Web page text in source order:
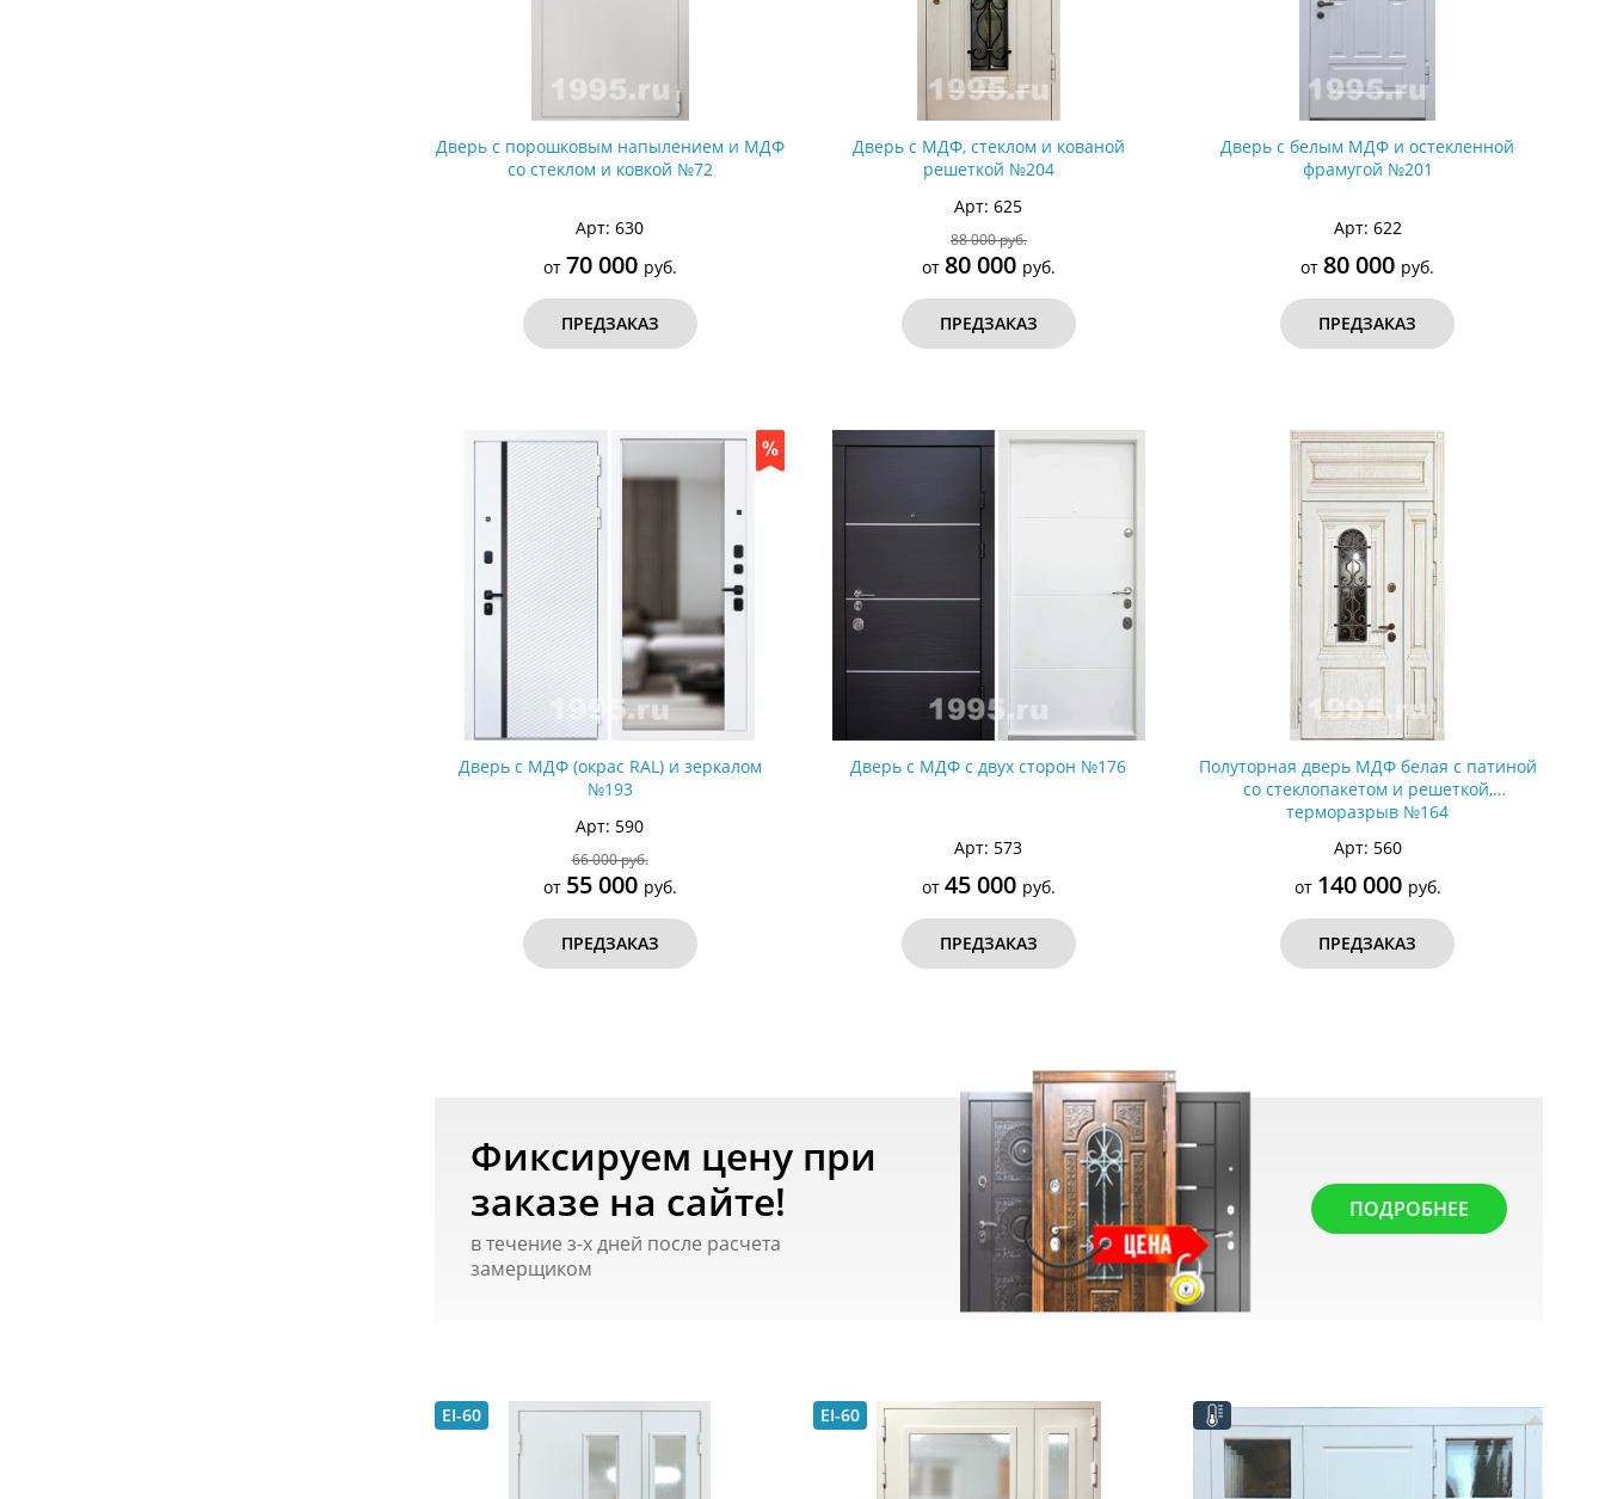
Дверь с порошковым напылением и МДФ
со стеклом и ковкой №72
Арт: 630
от 70 000 руб.
ПРЕДЗАКАЗ
Дверь с МДФ, стеклом и кованой
решеткой №204
Арт: 625
88 000 руб.
от 80 000 руб.
ПРЕДЗАКАЗ
Дверь с белым МДФ и остекленной
фрамугой №201
Арт: 622
от80 000 руб.
ПРЕДЗАКАЗ
Дверь с МДФ (окрас RAL) и зеркалом
№193
Арт: 590
66 000 руб.
от 55 000 руб.
ПРЕДЗАКАЗ
Дверь с МДФ с двух сторон №176
Арт: 573
от 45 000 руб.
ПРЕДЗАКАЗ
Полуторная дверь МДФ белая с патиной
со стеклопакетом и решеткой,
терморазрыв №164
Арт: 560
от 140 000 руб.
ПРЕДЗАКАЗ
Фиксируем цену при
заказе на сайте!
в течение з-х дней после расчета
замерщиком
ПОДРОБНЕЕ
EI-60 EI-60